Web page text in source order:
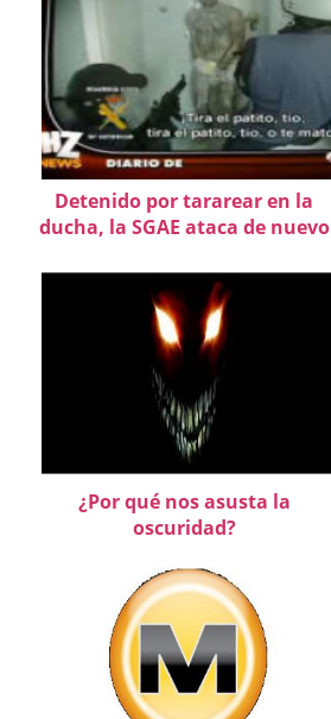
Detenido por tararear en la
ducha, la SGAE ataca de nuevo
¿Por qué nos asusta la
oscuridad?